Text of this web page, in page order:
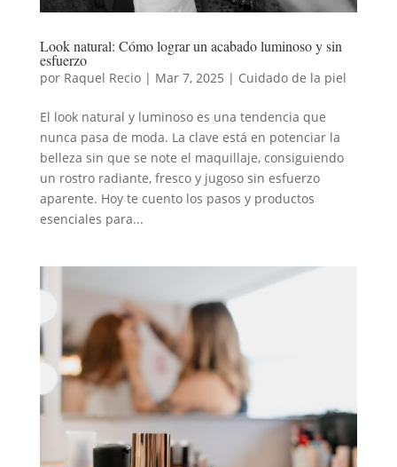
Look natural: Cómo lograr un acabado luminoso y sin
esfuerzo
por Raquel Recio| Mar 7, 2025 | Cuidado de la piel
El look natural y luminoso es una tendencia que
nunca pasa de moda. La clave está en potenciar la
belleza sin que se note el maquillaje, consiguiendo
un rostro radiante, fresco y jugoso sin esfuerzo
aparente. Hoy te cuento los pasos y productos
esenciales para...